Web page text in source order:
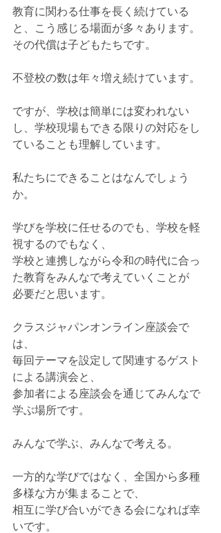
教育に関わる仕事を長く続けている
と、こう感じる場面が多々あります。
その代償は子どもたちです。
不登校の数は年々増え続けています。
ですが、学校は簡単には変われない
し、学校現場もできる限りの対応をし
ていることも理解しています。
私たちにできることはなんでしょう
か。
学びを学校に任せるのでも、学校を軽
視するのでもなく、
学校と連携しながら令和の時代に合っ
た教育をみんなで考えていくことが
必要だと思います。
クラスジャパンオンライン座談会で
は、
毎回テーマを設定して関連するゲスト
による講演会と、
参加者による座談会を通じてみんなで
学ぶ場所です。
みんなで学ぶ、みんなで考える。
一方的な学びではなく、全国から多種
多様な方が集まることで、
相互に学び合いができる会になれば幸
いです。